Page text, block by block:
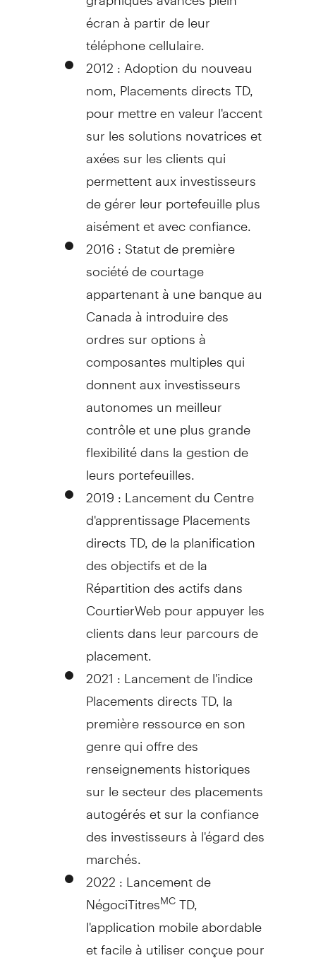
écran à partir de leur
téléphone cellulaire.
2012 : Adoption du nouveau
nom, Placements directs TD,
pour mettre en valeur l'accent
sur les solutions novatrices et
axées sur les clients qui
permettent aux investisseurs
de gérer leur portefeuille plus
aisément et avec confiance.
2016 : Statut de première
société de courtage
appartenant à une banque au
Canadaà introduire des
ordres sur options à
composantes multiples qui
donnent aux investisseurs
autonomes un meilleur
contrôle et une plus grande
flexibilité dans la gestion de
leurs portefeuilles.
2019 : Lancement du Centre
d'apprentissage Placements
directs TD, de la planification
des objectifs et de la
Répartition des actifs dans
CourtierWeb pour appuyer les
clients dans leur parcours de
placement.
2021 : Lancement de l'indice
Placements directs TD, la
première ressource en son
genre qui offre des
renseignements historiques
sur le secteur des placements
autogérés et sur la confiance
des investisseurs à l'égard des
marchés.
2022 : Lancement de
NégociTitresMCTD,
l'application mobile abordable
et facile à utiliser conçue pour